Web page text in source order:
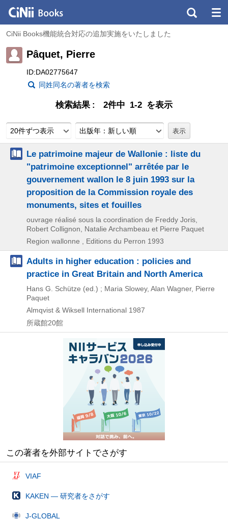
CiNii Books機能統合対応の追加実施をいたしました
Pâquet, Pierre
ID:DA02775647
同姓同名の著者を検索
検索結果 2件中 1-2 を表示
20件ずつ表示 出版年：新しい順
Le patrimoine majeur de Wallonie : liste du
"patrimoine exceptionnel" arrêtée par le
gouvernement wallon le 8 juin 1993 sur la
proposition de la Commission royale des
monuments, sites et fouilles
ouvrage réalisé sous la coordination de Freddy Joris,
Robert Collignon, Natalie Archambeau et Pierre Paquet
Region wallonne , Editions du Perron 1993
Adults in higher education : policies and
practice in Great Britain and North America
Hans G. Schütze (ed.) ; Maria Slowey, Alan Wagner, Pierre
Paquet
Almqvist & Wiksell International 1987
所蔵館20館
この著者を外部サイトでさがす
VIAF
KAKEN — 研究者をさがす
J-GLOBAL